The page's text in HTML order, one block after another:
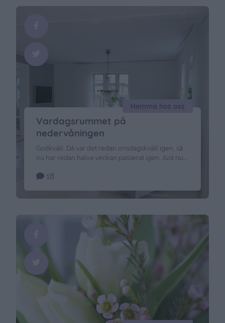
Vardagsrummet på
nedervåningen
Godkväll, Då var det redan onsdagskväll igen, så
nu har redan halva veckan passerat igen. Just nu
jag vill och måste hinna med. Men det är en dag
18
Hemma hos oss